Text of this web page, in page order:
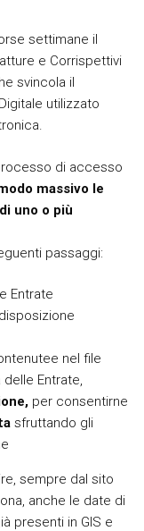
settimane il
e Corrispettivi
svincola il
utilizzato
di accesso
massivo le
uno o più
passaggi:
Entrate
nel file
Entrate,
per consentirne
sfruttando gli
sempre dal sito
anche le date di
presenti in GIS e